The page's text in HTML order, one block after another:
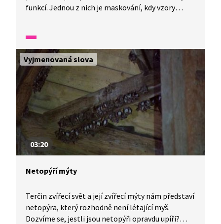
funkcí. Jednou z nich je maskování, kdy vzory
predátorů. Naopak výrazné a křiklavé barvy často
slouží jako jasné varování pro ostatní zvířata, že je
daný motýl nejedlý, nebo dokonce jedovatý.
Některé druhy využívají svá křídla k aktivní obraně
a snaží se jimi nepřátele přímo zahnat.
Fascinujícím příkladem jsou babočky soví, které
mají na spodní straně křídel skvrny připomínající
velké oči sovy, čímž dokážou spolehlivě vylekat
i mnohem větší útočníky.
Vyjmenovaná slova
03:20
Netopýří mýty
Terčin zvířecí svět a její zvířecí mýty nám představí
netopýra, který rozhodně není létající myš.
Dozvíme se, jestli jsou netopýři opravdu upíři?